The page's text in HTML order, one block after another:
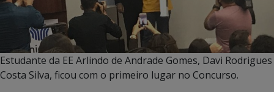
Estudante da EE Arlindo de Andrade Gomes, Davi
Costa Silva, ficou com o primeiro lugar no Concurso.